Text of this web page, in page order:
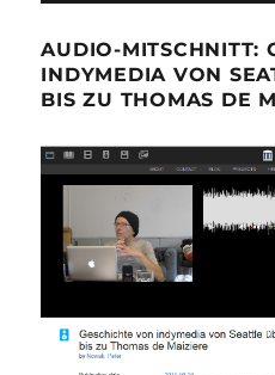
AUDIO-MITSCHNITT:
INDYMEDIA VON
BIS ZU THOMAS DE